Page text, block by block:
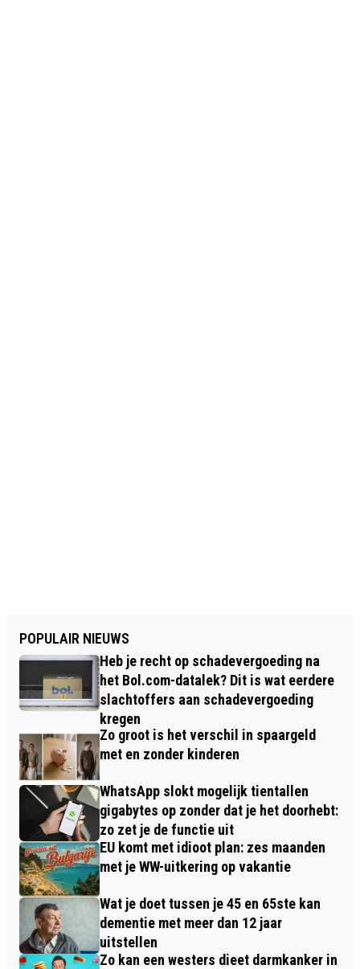
POPULAIR NIEUWS
Heb je recht op schadevergoeding na
het Bol.com-datalek? Dit is wat eerdere
slachtoffers aan schadevergoeding
kregen
Zo groot is het verschil in spaargeld
met en zonder kinderen
WhatsApp slokt mogelijk tientallen
gigabytes op zonder dat je het doorhebt:
zo zet je de functie uit
EU komt met idioot plan: zes maanden
met je WW-uitkering op vakantie
Wat je doet tussen je 45 en 65ste kan
dementie met meer dan 12 jaar
uitstellen
Zo kan een westers dieet darmkanker in